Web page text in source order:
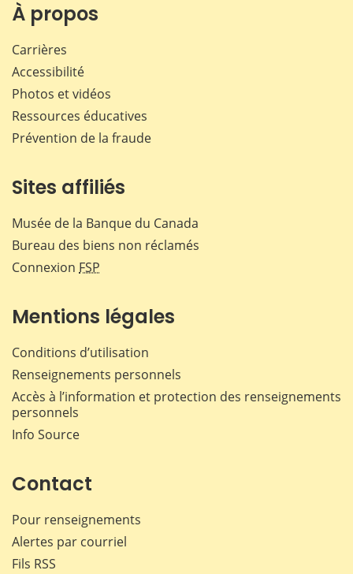
À propos
Carrières
Accessibilité
Photos et vidéos
Ressources éducatives
Prévention de la fraude
Sites affiliés
Musée de la Banque du Canada
Bureau des biens non réclamés
Connexion FSP
Mentions légales
Conditions d’utilisation
Renseignements personnels
Accès à l’information et protection des renseignements
personnels
Info Source
Contact
Pour renseignements
Alertes par courriel
Fils RSS